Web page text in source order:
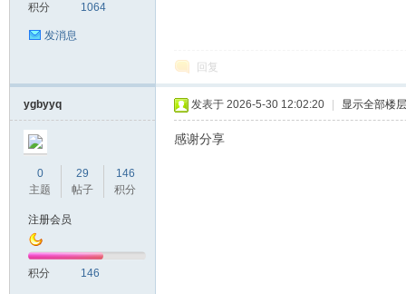
积分 1064
发消息
回复
ygbyyq
0
主题
29
帖子
146
积分
注册会员
积分 146
发表于 2026-5-30 12:02:20 显示全部楼层
感谢分享